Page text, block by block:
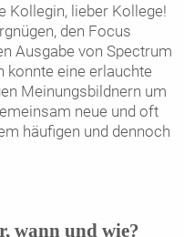
Kollegin, lieber Kollege!
den Focus
Ausgabe von Spectrum
konnte eine erlauchte
Meinungsbildnern um
neue und oft
häufigen und dennoch
wann und wie?